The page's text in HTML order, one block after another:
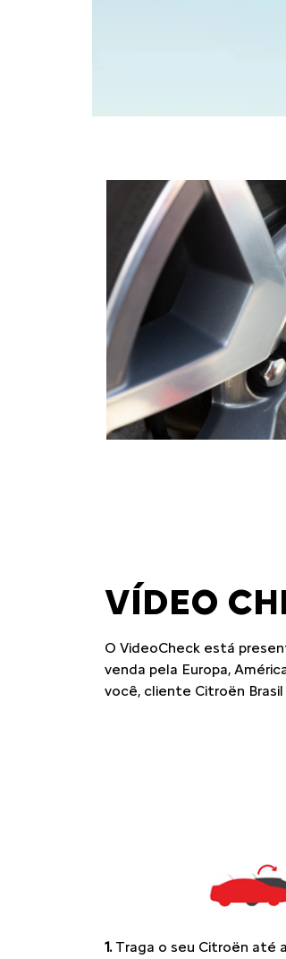
VÍDEO
O VideoCheck está
venda pela Europa,
você, cliente Citroën
1.Traga o seu Citroën até